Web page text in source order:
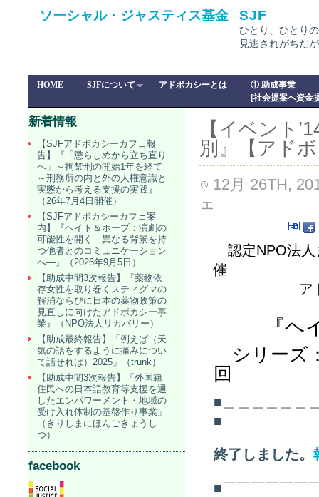
ソーシャル・ジャスティス基金 SJF
ひとり、ひとり
見逃されがちだ
HOME SJFについて アドボカシーとは
① 助成事業
[社会提案へ資金
【イベント
別』【アド
12月 26TH,
ェ
認定NPO法人
催
アドボカ
『ヘイ
シリーズ
回
■＿＿＿＿＿＿
■
終了しました。
■￣￣￣￣￣￣
新着情報
【SJFアドボカシーカフェ報
告】『「懲らしめから立ち直り
へ」～拘禁刑の開始1年を経て
～刑務所の内と外の人権意識と
実態から考える支援の実践』
（26年7月4日開催）
【SJFアドボカシーカフェ案
内】『ヘイト＆ホープ：演劇の
可能性を開く―異なる背景を持
つ他者とのコミュニケーション
へ―』（2026年9月5日）
【助成中間3次報告】『薬物依
存女性を取り巻くスティグマの
解消ならびに日本の薬物政策の
見直しに向けたアドボカシー事
業』（NPO法人リカバリー）
【助成最終報告】「例えば（天
気の話をするように痛みについ
て話せれば）2025」（trunk）
【助成中間3次報告】「外国籍
住民への日本語教育等支援を通
したエンパワーメント・地域の
受け入れ体制の基盤作り事業」
（きりしまにほんごきょうし
つ）
facebook